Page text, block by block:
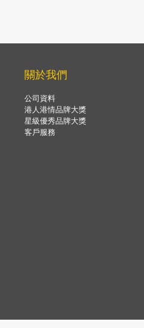
關於我們
公司資料
港人港情品牌大獎
星級優秀品牌大獎
客戶服務